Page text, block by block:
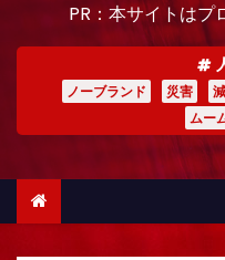
PR：本サイトはプ
ノーブランド 災害
ムー